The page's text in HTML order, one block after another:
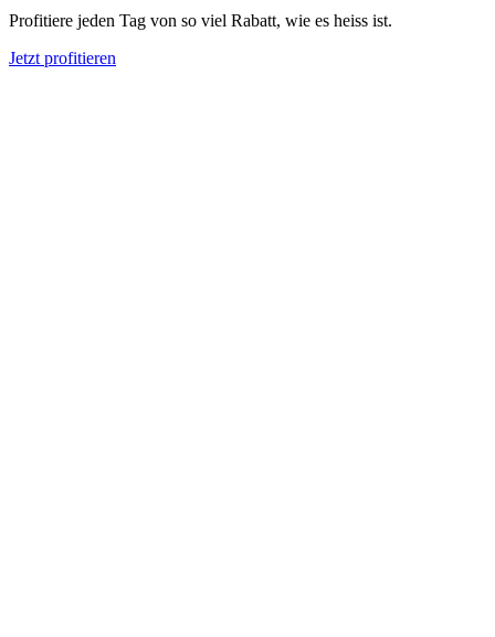
Profitiere jeden Tag von so viel Rabatt, wie es heiss ist.
Jetzt profitieren